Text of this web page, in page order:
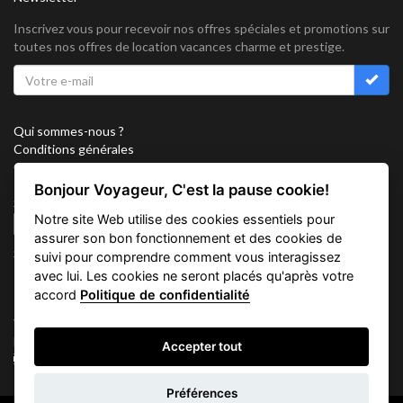
d'informations
Inscrivez vous pour recevoir nos offres spéciales et promotions sur
toutes nos offres de location vacances charme et prestige.
Qui sommes-nous ?
Conditions générales
Confidentialité
Partenariat
Sitemap
Cookies
Suivez nous sur
Vacation Key Corp. 2905 Point East Drive #L-215. Aventura.
FLORIDA 33160.
Bonjour Voyageur, C'est la pause cookie!
Notre site Web utilise des cookies essentiels pour
assurer son bon fonctionnement et des cookies de
suivi pour comprendre comment vous interagissez
avec lui. Les cookies ne seront placés qu'après votre
accord Politique de confidentialité
Accepter tout
Préférences